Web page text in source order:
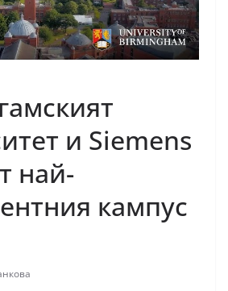
и Siemens
най-
кампус